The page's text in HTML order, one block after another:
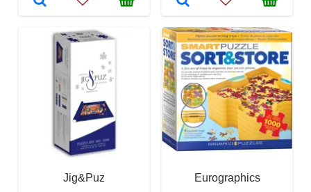
Jig&Puz
Eurographics